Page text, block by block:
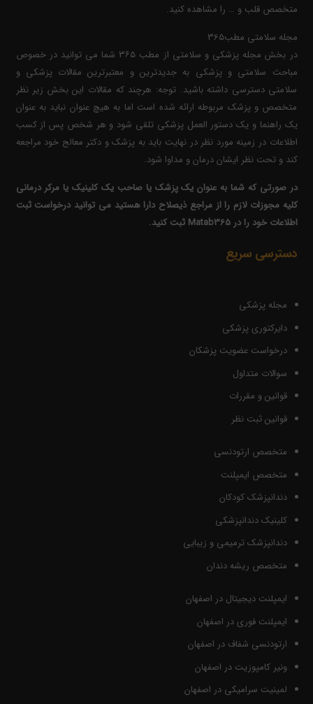
متخصص قلب و … را مشاهده کنید.
مجله سلامتی مطب365
در بخش مجله پزشکی و سلامتی از مطب ۳۶۵ شما می توانید در خصوص
مباحث سلامتی و پزشکی به جدیدترین و معتبرترین مقالات پزشکی و
سلامتی دسترسی داشته باشید. توجه: هرچند که مقالات این بخش زیر نظر
متخصص و پزشک مربوطه ارائه شده است اما به هیچ عنوان نباید به عنوان
یک راهنما و یک دستور العمل پزشکی تلقی شود و هر شخص پس از کسب
اطلاعات در زمینه مورد نظر در نهایت باید به پزشک و دکتر معالج خود مراجعه
کند و تحت نظر ایشان درمان و مداوا شود.
در صورتی که شما به عنوان یک پزشک یا صاحب یک کلینیک یا مرکر درمانی
کلیه مجوزات لازم را از مراجع ذیصلاح دارا هستید می توانید درخواست ثبت
اطلاعات خود را در Matab365 ثبت کنید.
دسترسی سریع
مجله پزشکی
دایرکتوری پزشکی
درخواست عضویت پزشکان
سوالات متداول
قوانین و مقررات
قوانین ثبت نظر
متخصص ارتودنسی
متخصص ایمپلنت
دندانپزشک کودکان
کلینیک دندانپزشکی
دندانپزشک ترمیمی و زیبایی
متخصص ریشه دندان
ایمپلنت دیجیتال در اصفهان
ایمپلنت فوری در اصفهان
ارتودنسی شفاف در اصفهان
ونیر کامپوزیت در اصفهان
لمینیت سرامیکی در اصفهان